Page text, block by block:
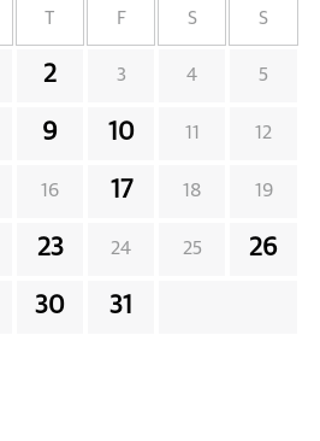
F S S
2 3 4 5
9 10 11 12
16 17 18 19
23 24 25 26
30 31